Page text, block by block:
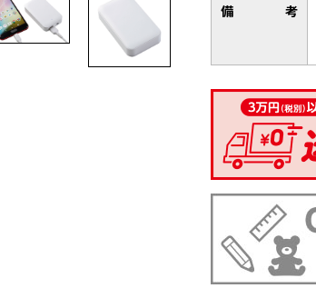
備考